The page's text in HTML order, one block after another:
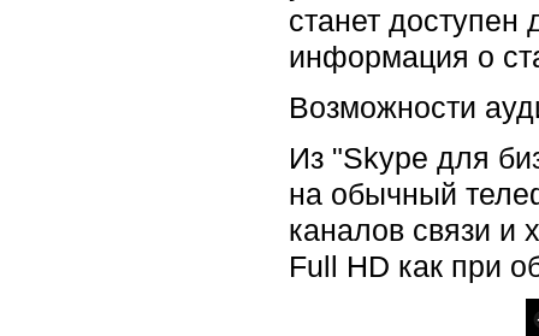
станет
информация о
Возможности
Из "Skype для
на обычный
каналов связи и
Full HD как при